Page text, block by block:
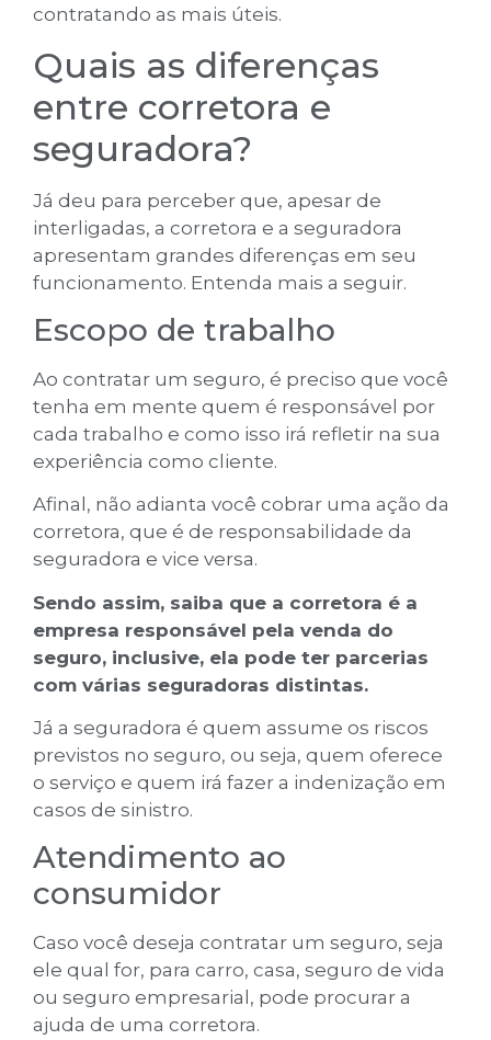
contratando as mais úteis.
Quais as diferenças
entre corretora e
seguradora?
Já deu para perceber que, apesar de
interligadas, a corretora e a seguradora
apresentam grandes diferenças em seu
funcionamento. Entenda mais a seguir.
Escopo de trabalho
Ao contratar um seguro, é preciso que você
tenha em mente quem é responsável por
cada trabalho e como isso irá refletir na sua
experiência como cliente.
Afinal, não adianta você cobrar uma ação da
corretora, que é de responsabilidade da
seguradora e vice versa.
Sendo assim, saiba que a corretora é a
empresa responsável pela venda do
seguro, inclusive, ela pode ter parcerias
com várias seguradoras distintas.
Já a seguradora é quem assume os riscos
previstos no seguro, ou seja, quem oferece
o serviço e quem irá fazer a indenização em
casos de sinistro.
Atendimento ao
consumidor
Caso você deseja contratar um seguro, seja
ele qual for, para carro, casa, seguro de vida
ou seguro empresarial, pode procurar a
ajuda de uma corretora.